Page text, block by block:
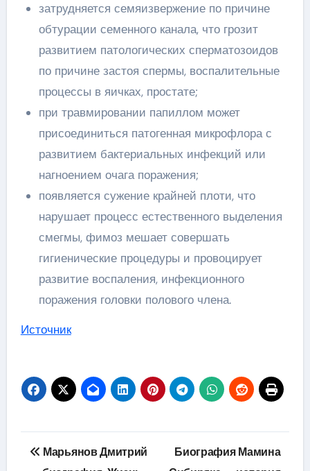
затрудняется семяизвержение по причине
обтурации семенного канала, что грозит
развитием патологических сперматозоидов
по причине застоя спермы, воспалительные
процессы в яичках, простате;
при травмировании папиллом может
присоединиться патогенная микрофлора с
развитием бактериальных инфекций или
нагноением очага поражения;
появляется сужение крайней плоти, что
нарушает процесс естественного выделения
смегмы, фимоз мешает совершать
гигиенические процедуры и провоцирует
развитие воспаления, инфекционного
поражения головки полового члена.
Источник
Навигация
Марьянов Дмитрий
Биография Мамина